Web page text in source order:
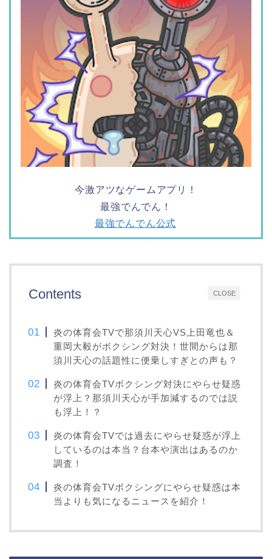
今激アツなゲームアプリ！
最強でんでん！
最強でんでん公式
CLOSE
Contents
炎の体育会TVで那須川天心VS上田竜也＆
重岡大毅がボクシング対決！世間からは那
須川天心の話題性に便乗しすぎとの声も？
炎の体育会TVボクシング対決にやらせ疑惑
が浮上？那須川天心が手加減するのでは説
も浮上！？
炎の体育会TVでは過去にやらせ疑惑が浮上
しているのは本当？台本や演出はあるのか
調査！
炎の体育会TVボクシングにやらせ疑惑は本
当よりも気になるニュースを紹介！